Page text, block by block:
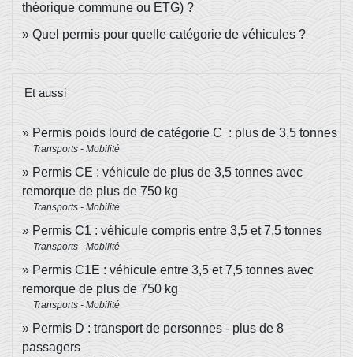
théorique commune ou ETG) ?
Quel permis pour quelle catégorie de véhicules ?
Et aussi
Permis poids lourd de catégorie C : plus de 3,5 tonnes
Transports - Mobilité
Permis CE : véhicule de plus de 3,5 tonnes avec
remorque de plus de 750 kg
Transports - Mobilité
Permis C1 : véhicule compris entre 3,5 et 7,5 tonnes
Transports - Mobilité
Permis C1E : véhicule entre 3,5 et 7,5 tonnes avec
remorque de plus de 750 kg
Transports - Mobilité
Permis D : transport de personnes - plus de 8
passagers